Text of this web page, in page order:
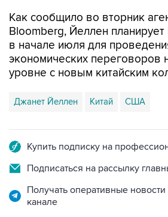
Как сообщило во вторник
Bloomberg, Йеллен
в начале июля для
экономических переговоров
уровне с новым китайским
Джанет Йеллен Китай США
Купить подписку на
Подписаться на рассылку
Получать оперативные
канале